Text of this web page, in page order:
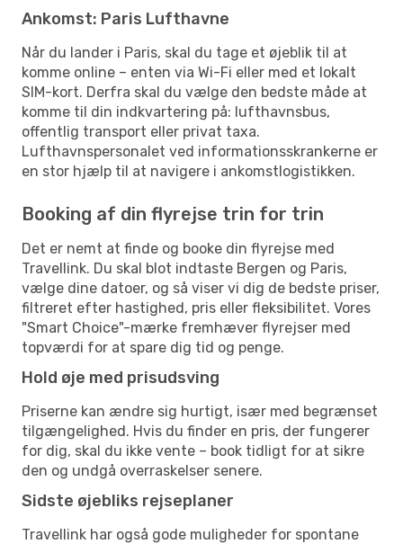
Ankomst: Paris Lufthavne
Når du lander i Paris, skal du tage et øjeblik til at
komme online – enten via Wi-Fi eller med et lokalt
SIM-kort. Derfra skal du vælge den bedste måde at
komme til din indkvartering på: lufthavnsbus,
offentlig transport eller privat taxa.
Lufthavnspersonalet ved informationsskrankerne er
en stor hjælp til at navigere i ankomstlogistikken.
Booking af din flyrejse trin for trin
Det er nemt at finde og booke din flyrejse med
Travellink. Du skal blot indtaste Bergen og Paris,
vælge dine datoer, og så viser vi dig de bedste priser,
filtreret efter hastighed, pris eller fleksibilitet. Vores
"Smart Choice"-mærke fremhæver flyrejser med
topværdi for at spare dig tid og penge.
Hold øje med prisudsving
Priserne kan ændre sig hurtigt, især med begrænset
tilgængelighed. Hvis du finder en pris, der fungerer
for dig, skal du ikke vente – book tidligt for at sikre
den og undgå overraskelser senere.
Sidste øjebliks rejseplaner
Travellink har også gode muligheder for spontane